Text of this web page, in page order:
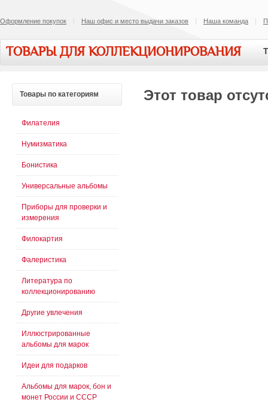
Оформление покупок Наш офис и место выдачи заказов Наша команда
ТОВАРЫ ДЛЯ КОЛЛЕКЦИОНИРОВАНИЯ
Этот товар
Товары по категориям
Филателия
Нумизматика
Бонистика
Универсальные альбомы
Приборы для проверки и
измерения
Филокартия
Фалеристика
Литература по
коллекционированию
Другие увлечения
Иллюстрированные
альбомы для марок
Идеи для подарков
Альбомы для марок, бон и
монет России и СССР